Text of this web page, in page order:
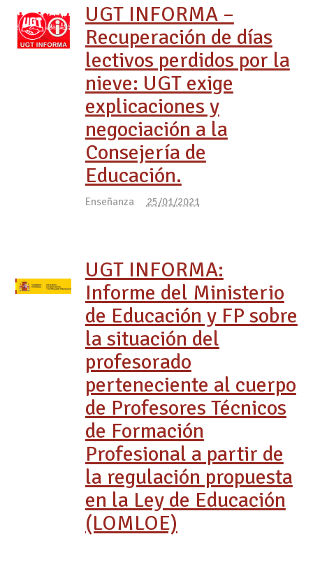
UGT INFORMA –
Recuperación de días
lectivos perdidos por la
nieve: UGT exige
explicaciones y
negociación a la
Consejería de
Educación.
Enseñanza 25/01/2021
UGT INFORMA:
Informe del Ministerio
de Educación y FP sobre
la situación del
profesorado
perteneciente al cuerpo
de Profesores Técnicos
de Formación
Profesional a partir de
la regulación propuesta
en la Ley de Educación
(LOMLOE)